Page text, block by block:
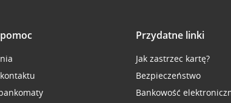
Przydatne linki
Jak zastrzec kartę?
Bezpieczeństwo
Bankowość